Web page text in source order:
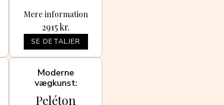
2915kr.
SE DETALJER
Mere information
Moderne
vægkunst
Peléton